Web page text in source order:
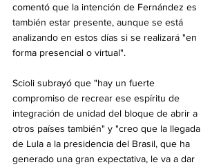
comentó que la intención de Fernández es
también estar presente, aunque se está
analizando en estos días si se realizará "en
forma presencial o virtual".
Scioli subrayó que "hay un fuerte
compromiso de recrear ese espíritu de
integración de unidad del bloque de abrir a
otros países también" y "creo que la llegada
de Lula a la presidencia del Brasil, que ha
generado una gran expectativa, le va a dar